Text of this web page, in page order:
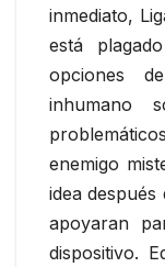
inmediato,
está
opciones
inhumano
enemigo
idea
apoyaran
dispositivo.